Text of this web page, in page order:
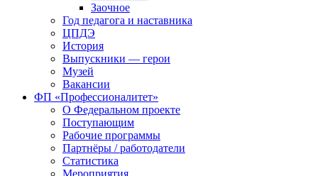
Заочное
Год педагога и наставника
ЦПДЭ
История
Выпускники — герои
Музей
Вакансии
ФП «Профессионалитет»
О Федеральном проекте
Поступающим
Рабочие программы
Партнёры / работодатели
Статистика
Мероприятия